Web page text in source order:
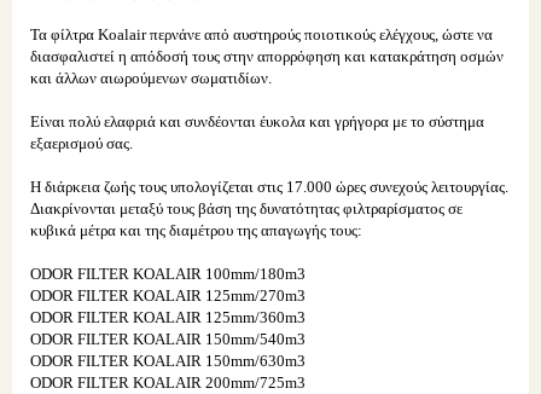
Τα φίλτρα Koalair περνάνε από αυστηρούς ποιοτικούς ελέγχους, ώστε να
διασφαλιστεί η απόδοσή τους στην απορρόφηση και κατακράτηση οσμών
και άλλων αιωρούμενων σωματιδίων.
Είναι πολύ ελαφριά και συνδέονται έυκολα και γρήγορα με το σύστημα
εξαερισμού σας.
Η διάρκεια ζωής τους υπολογίζεται στις 17.000 ώρες συνεχούς λειτουργίας.
Διακρίνονται μεταξύ τους βάση της δυνατότητας φιλτραρίσματος σε
κυβικά μέτρα και της διαμέτρου της απαγωγής τους:
ODOR FILTER KOALAIR 100mm/180m3
ODOR FILTER KOALAIR 125mm/270m3
ODOR FILTER KOALAIR 125mm/360m3
ODOR FILTER KOALAIR 150mm/540m3
ODOR FILTER KOALAIR 150mm/630m3
ODOR FILTER KOALAIR 200mm/725m3